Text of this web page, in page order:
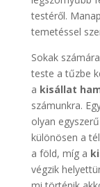
testéről.
temetéssel
Sokak
teste a tűzbe
a kisállat
számunkra.
olyan
különösen a
a föld, míg a
végzik